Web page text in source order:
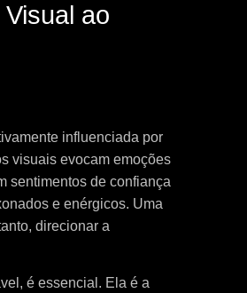
influenciada por
visuais evocam emoções
sentimentos de confiança
e enérgicos. Uma
direcionar a
é essencial. Ela é a